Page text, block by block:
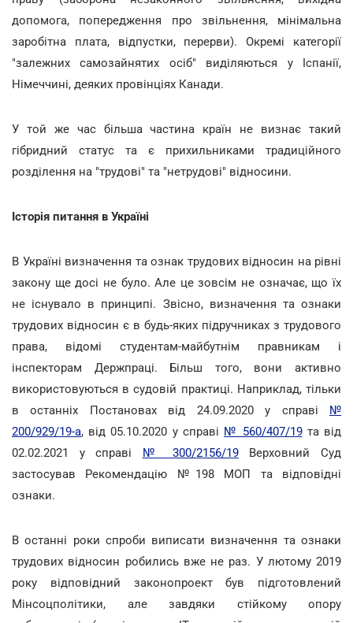
допомога, попередження про звільнення, мінімальна
заробітна плата, відпустки, перерви). Окремі категорії
"залежних самозайнятих осіб" виділяються у Іспанії,
Німеччині, деяких провінціях Канади.
У той же час більша частина країн не визнає такий
гібридний статус та є прихильниками традиційного
розділення на "трудові" та "нетрудові" відносини.
Історія питання в Україні
В Україні визначення та ознак трудових відносин на рівні
закону ще досі не було. Але це зовсім не означає, що їх
не існувало в принципі. Звісно, визначення та ознаки
трудових відносин є в будь-яких підручниках з трудового
права, відомі студентам-майбутнім правникам і
інспекторам Держпраці. Більш того, вони активно
використовуються в судовій практиці. Наприклад, тільки
в останніх Постановах від 24.09.2020 у справі №
200/929/19-а, від 05.10.2020 у справі № 560/407/19та від
02.02.2021 у справі № 300/2156/19Верховний Суд
застосував Рекомендацію №198 МОП та відповідні
ознаки.
В останні роки спроби виписати визначення та ознаки
трудових відносин робились вже не раз. У лютому 2019
року відповідний законопроект був підготовлений
Мінсоцполітики, але завдяки стійкому опору